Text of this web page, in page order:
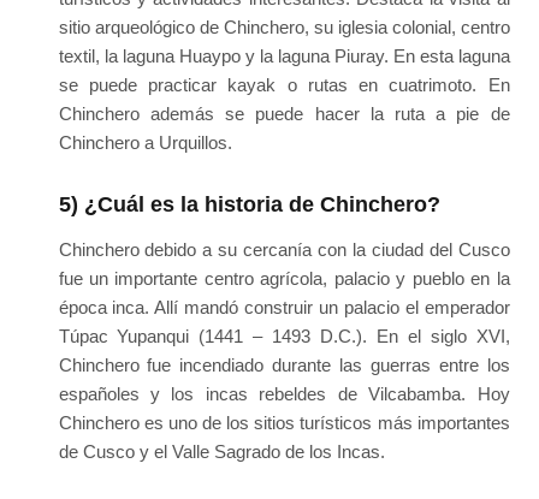
sitio arqueológico de Chinchero, su iglesia colonial, centro
textil, la laguna Huaypo y la laguna Piuray. En esta laguna
se puede practicar kayak o rutas en cuatrimoto. En
Chinchero además se puede hacer la ruta a pie de
Chinchero a Urquillos.
5) ¿Cuál es la historia de Chinchero?
Chinchero debido a su cercanía con la ciudad del Cusco
fue un importante centro agrícola, palacio y pueblo en la
época inca. Allí mandó construir un palacio el emperador
Túpac Yupanqui (1441 – 1493 D.C.). En el siglo XVI,
Chinchero fue incendiado durante las guerras entre los
españoles y los incas rebeldes de Vilcabamba. Hoy
Chinchero es uno de los sitios turísticos más importantes
de Cusco y el Valle Sagrado de los Incas.